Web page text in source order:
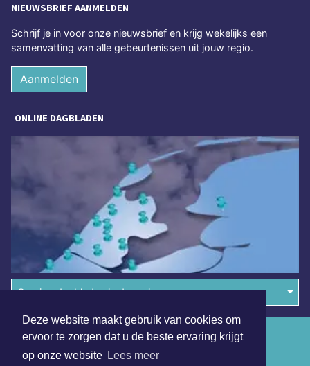
Deze website maakt gebruik van cookies om
ervoor te zorgen dat u de beste ervaring krijgt
op onze website Lees meer
NIEUWSBRIEF AANMELDEN
Schrijf je in voor onze nieuwsbrief en krijg wekelijks een
samenvatting van alle gebeurtenissen uit jouw regio.
Aanmelden
ONLINE DAGBLADEN
Overige dagbladen in de regio
Algemene voorwaarden
Disclaimer